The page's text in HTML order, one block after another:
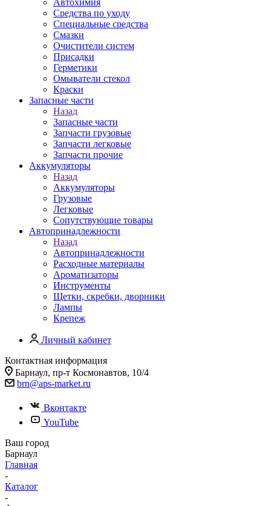
Средства по уходу
Специальные средства
Смазки
Очистители систем
Присадки
Герметики
Омыватели стекол
Краски
Запасные части
Назад
Запасные части
Запчасти грузовые
Запчасти легковые
Запчасти прочие
Аккумуляторы
Назад
Аккумуляторы
Грузовые
Легковые
Сопутствующие товары
Автопринадлежности
Назад
Автопринадлежности
Расходные материалы
Ароматизаторы
Инструменты
Щетки, скребки, дворники
Лампы
Крепеж
Личный кабинет
Контактная информация
Барнаул, пр-т Космонавтов, 10/4
brn@aps-market.ru
Вконтакте
YouTube
Ваш город
Барнаул
Главная
-
Каталог
-